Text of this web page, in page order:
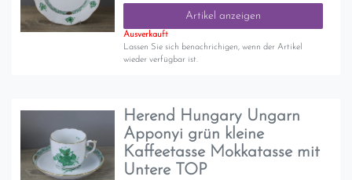
Artikel anzeigen
Ausverkauft
Lassen Sie sich benachrichigen, wenn der Artikel
wieder verfügbar ist.
Herend Hungary Ungarn
Apponyi grün kleine
Kaffeetasse Mokkatasse mit
Untere TOP